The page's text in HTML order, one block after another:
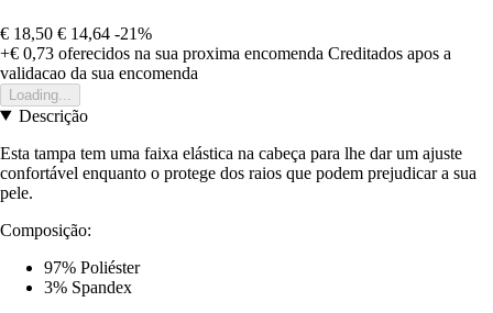
€ 18,50 € 14,64 -21%
+€ 0,73 oferecidos na sua proxima encomenda Creditados apos a
validacao da sua encomenda
Loading...
Descrição
Esta tampa tem uma faixa elástica na cabeça para lhe dar um ajuste
confortável enquanto o protege dos raios que podem prejudicar a sua
pele.
Composição:
97% Poliéster
3% Spandex